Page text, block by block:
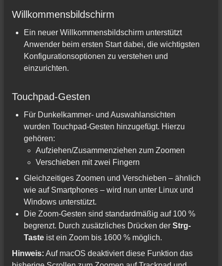
Willkommensbildschirm
Ein neuer Willkommensbildschirm unterstützt
Anwender beim ersten Start dabei, die wichtigsten
Konfigurationsoptionen zu verstehen und
einzurichten.
Touchpad-Gesten
Für Dunkelkammer- und Auswahlansichten
wurden Touchpad-Gesten hinzugefügt. Hierzu
gehören:
Aufziehen/Zusammenziehen zum Zoomen
Verschieben mit zwei Fingern
Gleichzeitiges Zoomen und Verschieben – ähnlich
wie auf Smartphones – wird nun unter Linux und
Windows unterstützt.
Die Zoom-Gesten sind standardmäßig auf 100 %
begrenzt. Durch zusätzliches Drücken der Strg-
Taste ist ein Zoom bis 1600 % möglich.
Hinweis: Auf macOS deaktiviert diese Funktion das